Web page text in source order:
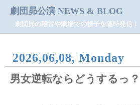
劇団昴公演 NEWS & BLOG
劇団昴の稽古や劇場での様子を随時発信！
2026,06,08, Monday
男女逆転ならどうするっ？